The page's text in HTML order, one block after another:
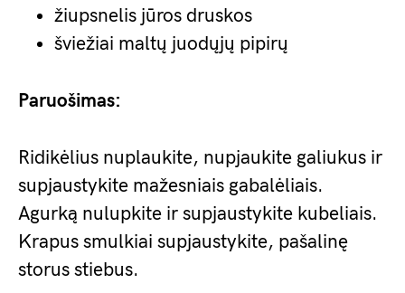
žiupsnelis jūros druskos
šviežiai maltų juodųjų pipirų
Paruošimas:
Ridikėlius nuplaukite, nupjaukite galiukus ir
supjaustykite mažesniais gabalėliais.
Agurką nulupkite ir supjaustykite kubeliais.
Krapus smulkiai supjaustykite, pašalinę
storus stiebus.